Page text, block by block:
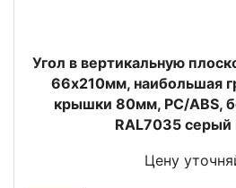
Угол в вертикальную
66х210мм, наибoльшая
крышки 80мм, PC/ABS,
RAL7035 серый
Цену